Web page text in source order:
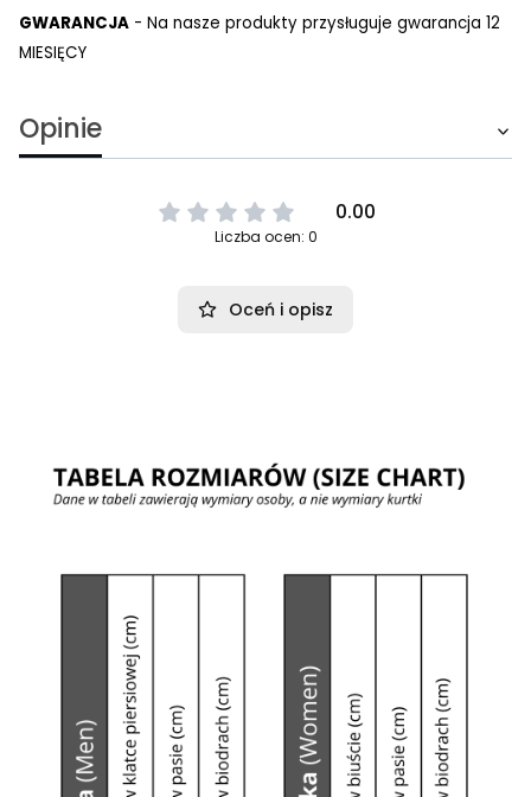
GWARANCJA - Na nasze produkty przysługuje gwarancja 12
MIESIĘCY
Opinie
0.00
Liczba ocen: 0
Oceń i opisz